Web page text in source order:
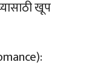
खूप